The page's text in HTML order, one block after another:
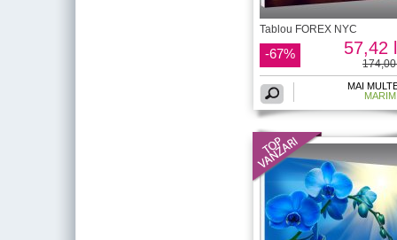
Tablou FOREX NYC
-67% 57,42
MAI